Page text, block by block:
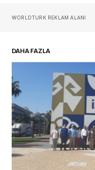
Sizin adınız*
Daha sonraki
adım, e-posta
tarayıcıya
YORUM GÖNDER
WORLDTURK REKLAM ALANI
DAHA FAZLA